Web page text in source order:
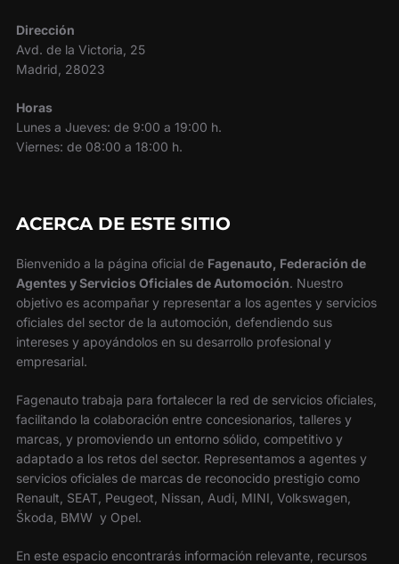
Dirección
Avd. de la Victoria, 25
Madrid, 28023
Horas
Lunes a Jueves: de 9:00 a 19:00 h.
Viernes: de 08:00 a 18:00 h.
ACERCA DE ESTE SITIO
Bienvenido a la página oficial de Fagenauto, Federación de
Agentes y Servicios Oficiales de Automoción. Nuestro
objetivo es acompañar y representar a los agentes y servicios
oficiales del sector de la automoción, defendiendo sus
intereses y apoyándolos en su desarrollo profesional y
empresarial.
Fagenauto trabaja para fortalecer la red de servicios oficiales,
facilitando la colaboración entre concesionarios, talleres y
marcas, y promoviendo un entorno sólido, competitivo y
adaptado a los retos del sector. Representamos a agentes y
servicios oficiales de marcas de reconocido prestigio como
Renault, SEAT, Peugeot, Nissan, Audi, MINI, Volkswagen,
Škoda, BMW y Opel.
En este espacio encontrarás información relevante, recursos